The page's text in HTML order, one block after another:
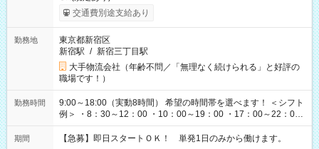
交通費別途支給あり
勤務地
東京都新宿区
新宿駅 / 新宿三丁目駅
大手物流会社（年齢不問／「無理なく続けられる」と好評の
職場です！）
勤務時間
9:00～18:00（実動8時間） 希望の時間帯を選べます！ ＜シフト
例＞ ・8：30～12：00 ・10：00～19：00 ・17：00～22：00
・13：00～22：00 ・22：00～翌6：00 など
期間 【急募】即日スタートＯＫ！ 単発1日のみから働けます。